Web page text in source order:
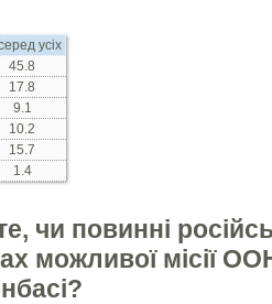
усіх
45.8
17.8
9.1
10.2
15.7
1.4
чи повинні
можливої місії